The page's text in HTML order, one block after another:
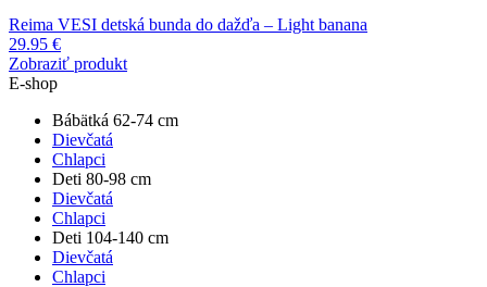
Reima VESI detská bunda do dažďa – Light banana
29.95 €
Zobraziť produkt
E-shop
Bábätká 62-74 cm
Dievčatá
Chlapci
Deti 80-98 cm
Dievčatá
Chlapci
Deti 104-140 cm
Dievčatá
Chlapci